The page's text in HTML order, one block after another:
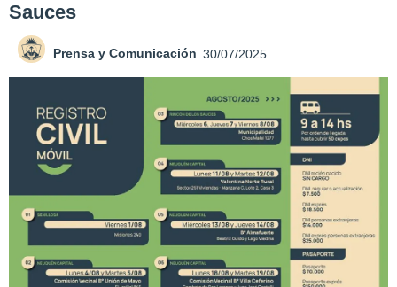
Sauces
Prensa y Comunicación 30/07/2025